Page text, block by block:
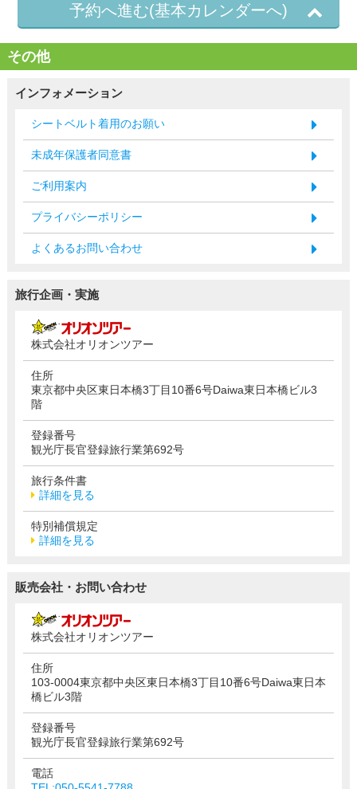
予約へ進む(基本カレンダーへ)
その他
インフォメーション
シートベルト着用のお願い
未成年保護者同意書
ご利用案内
プライバシーポリシー
よくあるお問い合わせ
旅行企画・実施
株式会社オリオンツアー
住所
東京都中央区東日本橋3丁目10番6号Daiwa東日本橋ビル3
階
登録番号
観光庁長官登録旅行業第692号
旅行条件書
詳細を見る
特別補償規定
詳細を見る
販売会社・お問い合わせ
株式会社オリオンツアー
住所
103-0004東京都中央区東日本橋3丁目10番6号Daiwa東日本
橋ビル3階
登録番号
観光庁長官登録旅行業第692号
電話